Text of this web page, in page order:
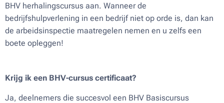
BHV herhalingscursus aan. Wanneer de
bedrijfshulpverlening in een bedrijf niet op orde is, dan kan
de arbeidsinspectie maatregelen nemen en u zelfs een
boete opleggen!
Krijg ik een BHV-cursus certificaat?
Ja, deelnemers die succesvol een BHV Basiscursus